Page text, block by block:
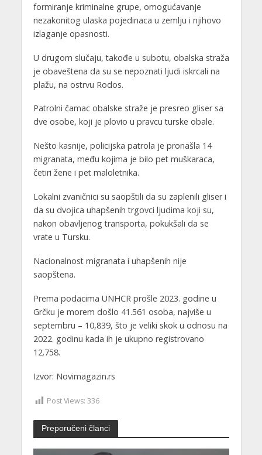
formiranje kriminalne grupe, omogućavanje
nezakonitog ulaska pojedinaca u zemlju i njihovo
izlaganje opasnosti.
U drugom slučaju, takođe u subotu, obalska straža
je obaveštena da su se nepoznati ljudi iskrcali na
plažu, na ostrvu Rodos.
Patrolni čamac obalske straže je presreo gliser sa
dve osobe, koji je plovio u pravcu turske obale.
Nešto kasnije, policijska patrola je pronašla 14
migranata, među kojima je bilo pet muškaraca,
četiri žene i pet maloletnika.
Lokalni zvaničnici su saopštili da su zaplenili gliser i
da su dvojica uhapšenih trgovci ljudima koji su,
nakon obavljenog transporta, pokukšali da se
vrate u Tursku.
Nacionalnost migranata i uhapšenih nije
saopštena.
Prema podacima UNHCR prošle 2023. godine u
Grčku je morem došlo 41.561 osoba, najviše u
septembru – 10,839, što je veliki skok u odnosu na
2022. godinu kada ih je ukupno registrovano
12.758.
Izvor: Novimagazin.rs
Post Views: 336
Preporučeni članci